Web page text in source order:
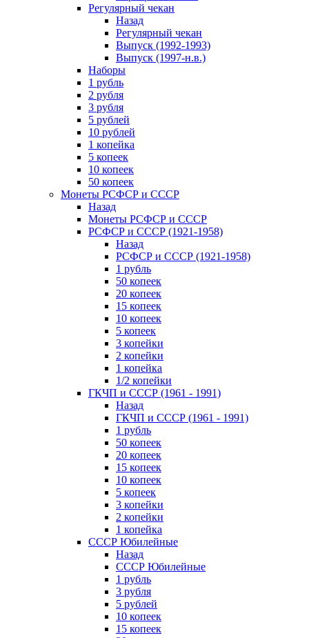
Регулярный чекан
Назад
Регулярный чекан
Выпуск (1992-1993)
Выпуск (1997-н.в.)
Наборы
1 рубль
2 рубля
3 рубля
5 рублей
10 рублей
1 копейка
5 копеек
10 копеек
50 копеек
Монеты РСФСР и СССР
Назад
Монеты РСФСР и СССР
РСФСР и СССР (1921-1958)
Назад
РСФСР и СССР (1921-1958)
1 рубль
50 копеек
20 копеек
15 копеек
10 копеек
5 копеек
3 копейки
2 копейки
1 копейка
1/2 копейки
ГКЧП и СССР (1961 - 1991)
Назад
ГКЧП и СССР (1961 - 1991)
1 рубль
50 копеек
20 копеек
15 копеек
10 копеек
5 копеек
3 копейки
2 копейки
1 копейка
СССР Юбилейные
Назад
СССР Юбилейные
1 рубль
3 рубля
5 рублей
10 копеек
15 копеек